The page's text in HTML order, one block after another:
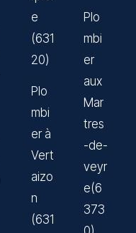
e
(631
20)
Plo
mbi
er à
Vert
aizo
n
(631
Plo
mbi
er
aux
Mar
tres
-de-
veyr
e(6
373